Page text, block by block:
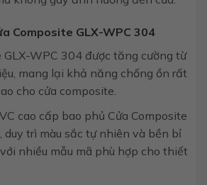
Composite GLX-WPC 304
GLX-WPC 304 được tăng cường từ
mang lại khả năng chống ồn rất
cho cửa composite.
cao cấp bao phủ Cửa Composite
duy trì màu sắc tự nhiên và bền bỉ
nhiều mẫu mã phù hợp cho thiết